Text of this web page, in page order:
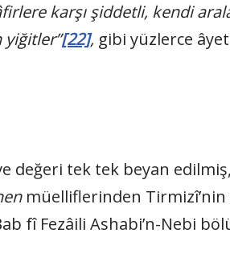
karşı şiddetli, kendi
yiğitler”[22], gibi yüzlerce
değeri tek tek beyan
müelliflerinden Tirmizî’nin
fî Fezâili Ashabi’n-Nebi